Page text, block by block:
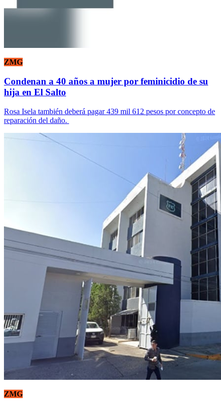
ZMG
Condenan a 40 años a mujer por feminicidio de su
hija en El Salto
Rosa Isela también deberá pagar 439 mil 612 pesos por concepto de
reparación del daño.
ZMG